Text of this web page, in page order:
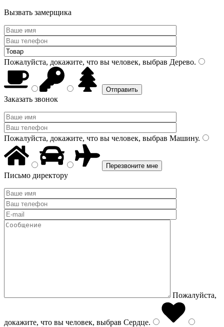
Вызвать замерщика
Пожалуйста, докажите, что вы человек, выбрав Дерево.
Заказать звонок
Пожалуйста, докажите, что вы человек, выбрав Машину.
Письмо директору
Пожалуйста,
докажите, что вы человек, выбрав Сердце.